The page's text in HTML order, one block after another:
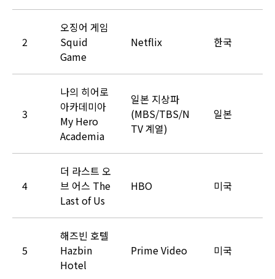
2
오징어 게임
Squid
Game
Netflix 한국
3
나의 히어로
아카데미아
My Hero
Academia
일본 지상파
(MBS/TBS/N
TV 계열)
일본
4
더 라스트 오
브 어스 The
Last of Us
HBO 미국
5
해즈빈 호텔
Hazbin
Hotel
Prime Video 미국